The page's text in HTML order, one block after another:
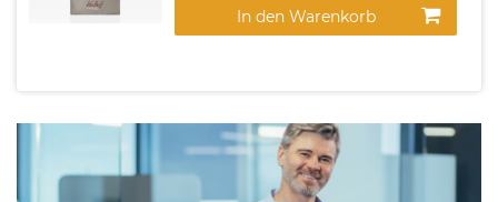
In den Warenkorb